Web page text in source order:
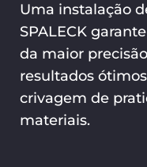
Uma instalação
SPALECK
da maior
resultados
crivagem de
materiais.